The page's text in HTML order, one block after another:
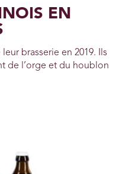
EN
brasserie en 2019. Ils
de l’orge et du houblon